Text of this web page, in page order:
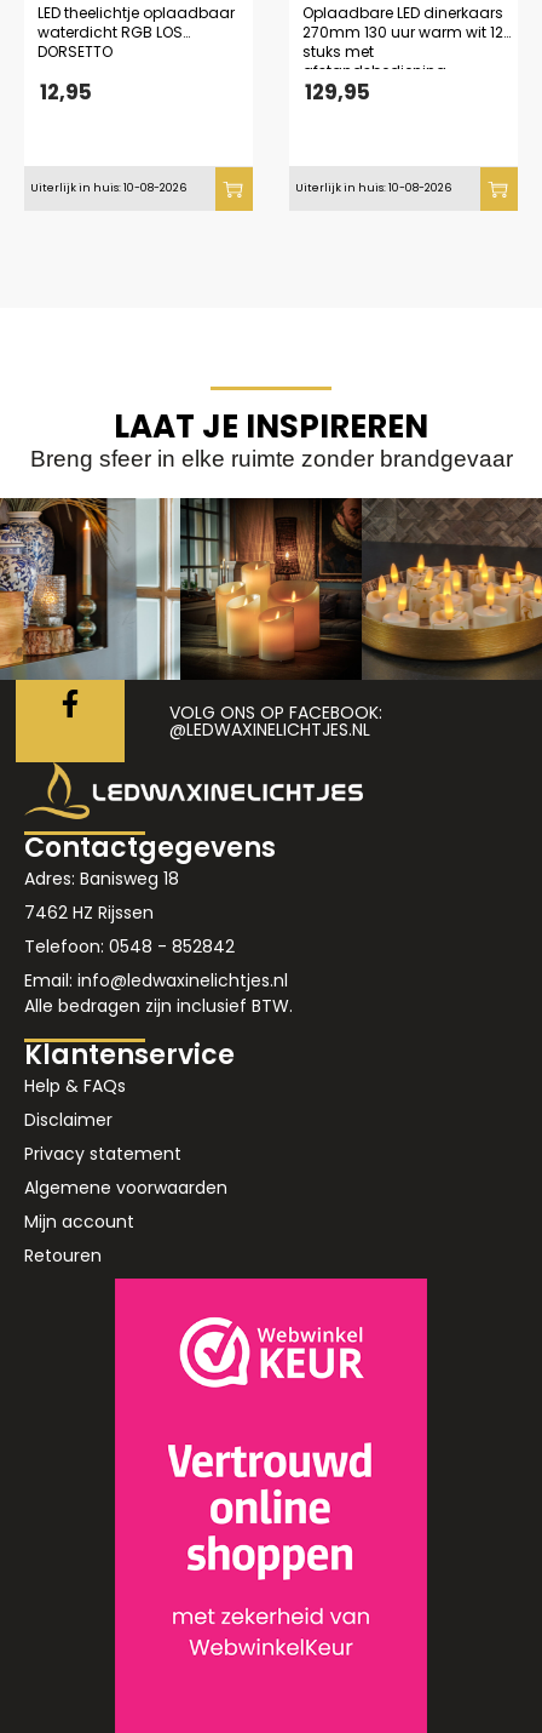
LED theelichtje oplaadbaar
waterdicht RGB LOS
DORSETTO
12,95
Uiterlijk in huis: 10-08-2026
Oplaadbare LED dinerkaars
270mm 130 uur warm wit 12
stuks met
afstandsbediening
129,95
Uiterlijk in huis: 10-08-2026
LAAT JE INSPIREREN
Breng sfeer in elke ruimte zonder brandgevaar
VOLG ONS OP FACEBOOK:
@LEDWAXINELICHTJES.NL
Contactgegevens
Adres: Banisweg 18
7462 HZ Rijssen
Telefoon: 0548 - 852842
Email: info@ledwaxinelichtjes.nl
Alle bedragen zijn inclusief BTW.
Klantenservice
Help & FAQs
Disclaimer
Privacy statement
Algemene voorwaarden
Mijn account
Retouren